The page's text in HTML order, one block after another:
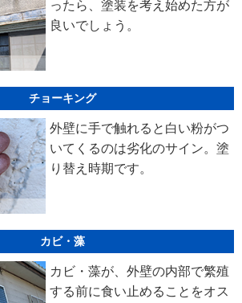
ったら、塗装を考え始めた方が
良いでしょう。
チョーキング
外壁に手で触れると白い粉がつ
いてくるのは劣化のサイン。塗
り替え時期です。
カビ・藻
カビ・藻が、外壁の内部で繁殖
する前に食い止めることをオス